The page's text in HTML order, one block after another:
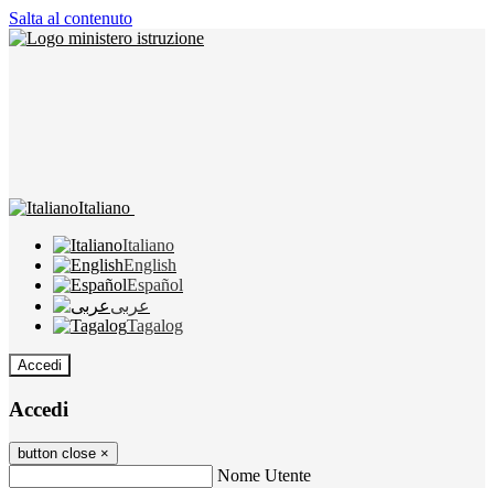
Salta al contenuto
Italiano
Italiano
English
Español
عربى
Tagalog
Accedi
Accedi
button close ×
Nome Utente